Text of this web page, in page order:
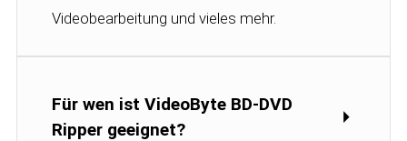
Videobearbeitung und vieles mehr.
Für wen ist VideoByte BD-DVD
Ripper geeignet?